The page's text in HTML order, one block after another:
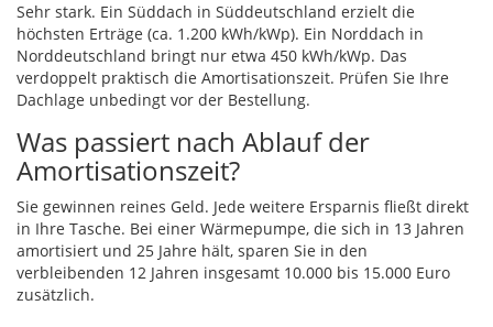
Sehr stark. Ein Süddach in Süddeutschland erzielt die
höchsten Erträge (ca. 1.200 kWh/kWp). Ein Norddach in
Norddeutschland bringt nur etwa 450 kWh/kWp. Das
verdoppelt praktisch die Amortisationszeit. Prüfen Sie Ihre
Dachlage unbedingt vor der Bestellung.
Was passiert nach Ablauf der
Amortisationszeit?
Sie gewinnen reines Geld. Jede weitere Ersparnis fließt direkt
in Ihre Tasche. Bei einer Wärmepumpe, die sich in 13 Jahren
amortisiert und 25 Jahre hält, sparen Sie in den
verbleibenden 12 Jahren insgesamt 10.000 bis 15.000 Euro
zusätzlich.